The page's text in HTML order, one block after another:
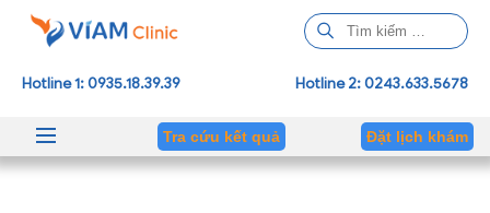
ì
m
Hotline 1: 0935.18.39.39 Hotline 2: 0243.633.5678
Tra cứu kết quả Đặt lịch khám